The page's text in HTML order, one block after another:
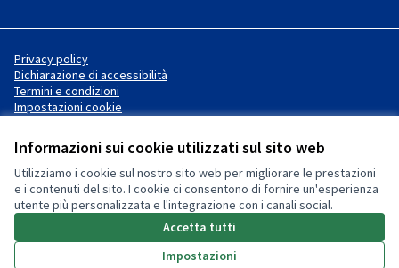
Informazioni sui cookie utilizzati sul sito web
Utilizziamo i cookie sul nostro sito web per migliorare le prestazioni
e i contenuti del sito. I cookie ci consentono di fornire un'esperienza
utente più personalizzata e l'integrazione con i canali social.
Accetta tutti
Impostazioni
Privacy policy
Dichiarazione di accessibilità
Termini e condizioni
Impostazioni cookie
Licenza Creative Commons
(Collegamento esterno)
Sito web creato consoftware
libero
(Collegamento esterno)
.
(Collegamento esterno)